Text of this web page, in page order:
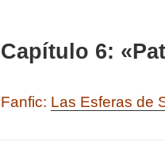
Capítulo 6:
Fanfic: Las Esferas de